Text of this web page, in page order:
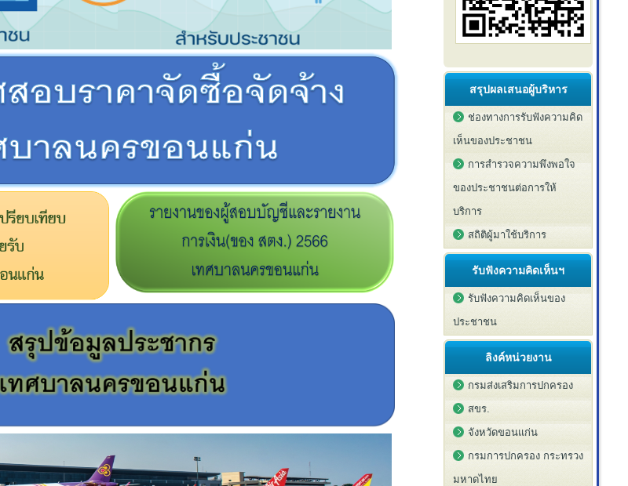
สรุปผลเสนอผู้บริหาร
ช่องทางการรับฟังความคิด
เห็นของประชาชน
การสำรวจความพึงพอใจ
ของประชาชนต่อการให้
บริการ
สถิติผู้มาใช้บริการ
รับฟังความคิดเห็นฯ
รับฟังความคิดเห็นของ
ประชาชน
ลิงค์หน่วยงาน
กรมส่งเสริมการปกครอง
สขร.
จังหวัดขอนแก่น
กรมการปกครอง กระทรวง
มหาดไทย